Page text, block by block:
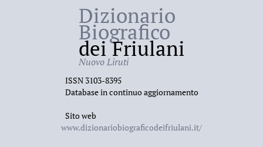
Dizionario
Biografico
dei Friulani
Nuovo Liruti
ISSN 3103-8395
Database in continuo aggiornamento
Sito web
www.dizionariobiograficodeifriulani.it/